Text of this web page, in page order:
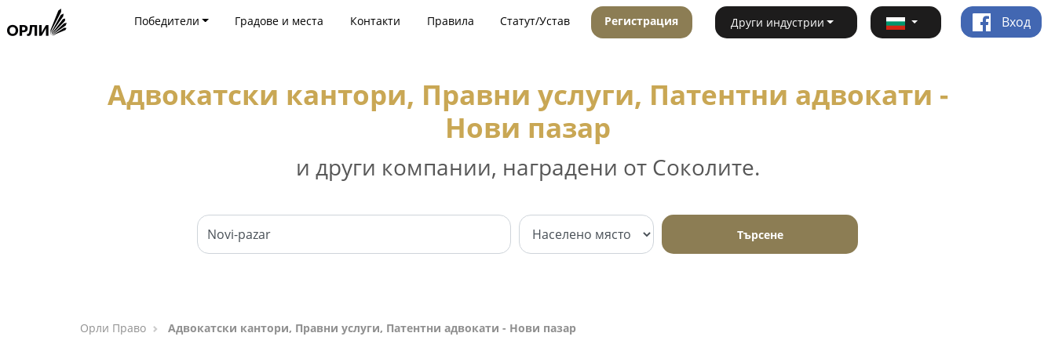
Победители Градове и места Контакти Правила Статут/Устав Регистрация Други индустрии Вход
Адвокатски кантори, Правни услуги, Патентни адвокати -
Нови пазар
и други компании, наградени от Соколите.
Търсене
Орли Право Адвокатски кантори, Правни услуги, Патентни адвокати - Нови пазар